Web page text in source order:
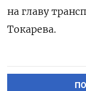
на главу
Токарева.